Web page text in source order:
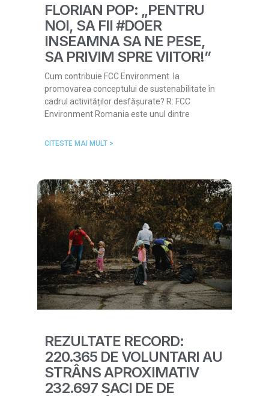
FLORIAN POP: „PENTRU
NOI, SA FII #DOER
INSEAMNA SA NE PESE,
SA PRIVIM SPRE VIITOR!”
Cum contribuie FCC Environment la
promovarea conceptului de sustenabilitate în
cadrul activităților desfășurate? R: FCC
Environment Romania este unul dintre
CITESTE MAI MULT >
REZULTATE RECORD:
220.365 DE VOLUNTARI AU
STRÂNS APROXIMATIV
232.697 SACI DE DE